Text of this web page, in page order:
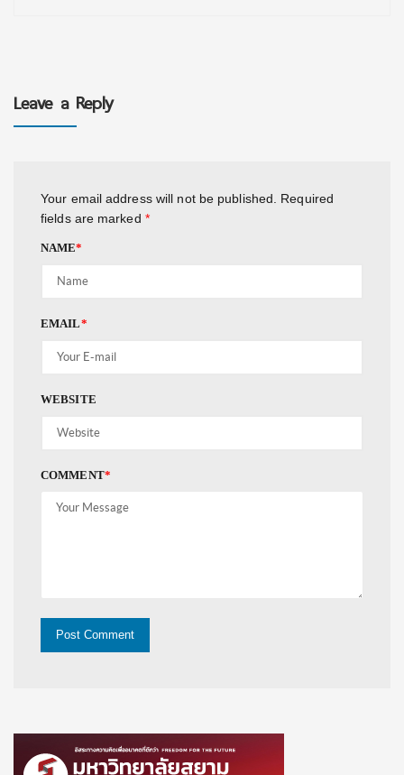
Leave a Reply
Your email address will not be published.
Required
fields are marked *
NAME*
EMAIL*
WEBSITE
COMMENT*